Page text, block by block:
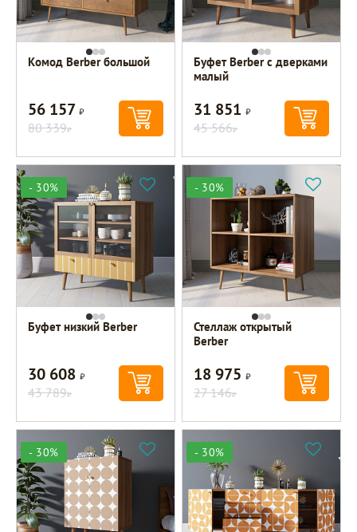
Комод Berber большой
56 157Р
80 339Р
Буфет Berber с дверками
малый
31 851Р
45 566Р
- 30%
Буфет низкий Berber
30 608Р
43 789Р
- 30%
Стеллаж открытый
Berber
18 975Р
27 146Р
- 30% - 30%